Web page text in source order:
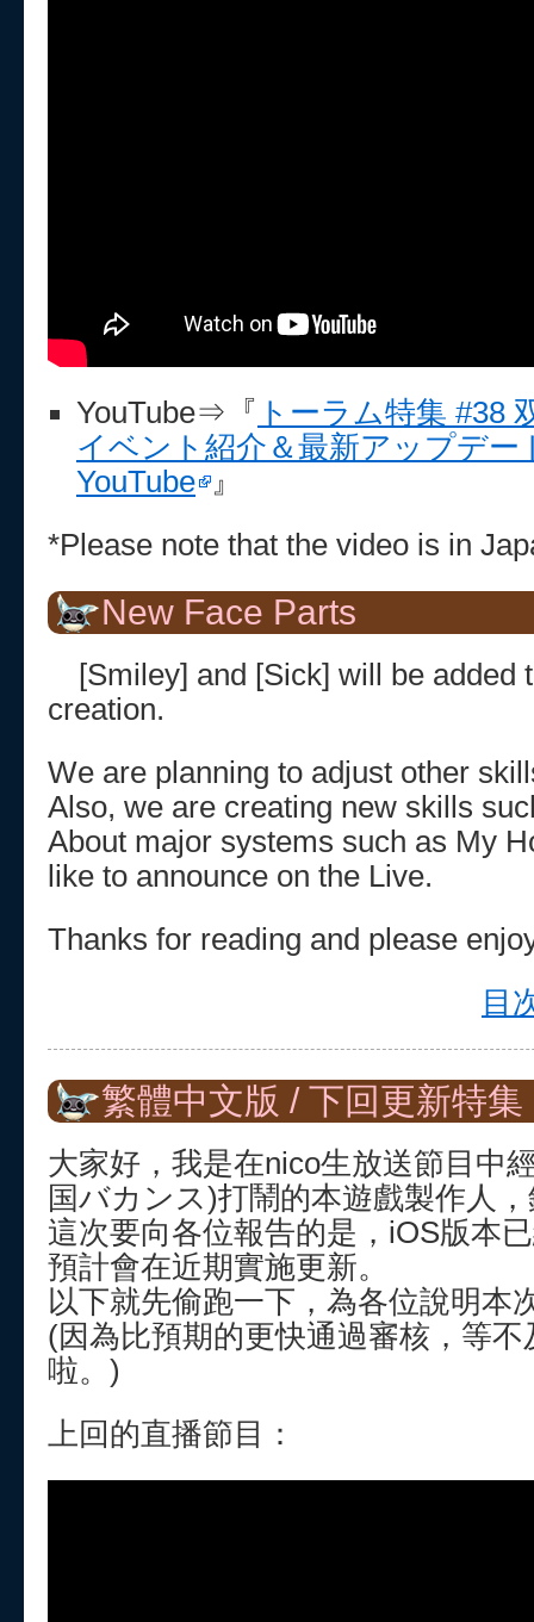
YouTube⇒『 トーラム特集 #38
イベント紹介＆最新アップデー
YouTube
』
*Please note that the video is in
New Face Parts
[Smiley] and [Sick] will be added
creation.
We are planning to adjust other
Also, we are creating new skills
About major systems such as My
like to announce on the Live.
Thanks for reading and please
目
繁體中文版 / 下回更新特集
大家好，我是在nico生放送節目中
国バカンス)打鬧的本遊戲製作人
這次要向各位報告的是，iOS版本
預計會在近期實施更新。
以下就先偷跑一下，為各位說明本
(因為比預期的更快通過審核，等
啦。)
上回的直播節目：